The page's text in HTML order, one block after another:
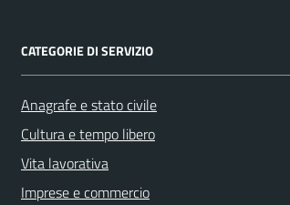
CATEGORIE DI SERVIZIO
Anagrafe e stato civile
Cultura e tempo libero
Vita lavorativa
Imprese e commercio